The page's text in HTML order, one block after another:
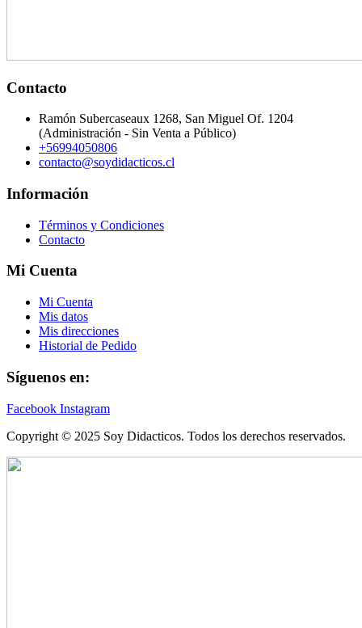
Contacto
Ramón Subercaseaux 1268, San Miguel Of. 1204
(Administración - Sin Venta a Público)
+56994050806
contacto@soydidacticos.cl
Información
Términos y Condiciones
Contacto
Mi Cuenta
Mi Cuenta
Mis datos
Mis direcciones
Historial de Pedido
Síguenos en:
Facebook Instagram
Copyright © 2025 Soy Didacticos. Todos los derechos reservados.